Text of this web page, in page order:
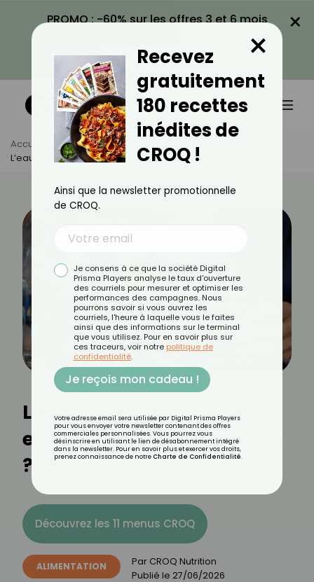
PROMO : -60% sur les offres 3 et 6 mois
VOIR LA PROMO
×
Accueil Actus
Alimentation
L’eau Gazeuse Hydrate-T-Elle Autant Que L’eau Plate ?
L’eau gazeuse hydrate-t-
elle autant que l’eau plate
?
Découvrez les 11 menus CROQ
ALIMENTATION Par CROQ Nutrition
Publié le 27/06/2026
Recevez
gratuitement
180 recettes
inédites de
CROQ !
×
Ainsi que la newsletter promotionnelle
de CROQ.
Je consens à ce que la société Digital
Prisma Players analyse le taux d'ouverture
des courriels pour mesurer et optimiser les
performances des campagnes. Nous
pourrons savoir si vous ouvrez les
courriels, l'heure à laquelle vous le faites
ainsi que des informations sur le terminal
que vous utilisez. Pour en savoir plus sur
ces traceurs, voir notre politique de
confidentialité.
Je reçois mon cadeau !
Votre adresse email sera utilisée par Digital Prisma Players
pour vous envoyer votre newsletter contenant des offres
commerciales personnalisées. Vous pourrez vous
désinscrire en utilisant le lien de désabonnement intégré
dans la newsletter. Pour en savoir plus et exercer vos droits,
prenez connaissance de notre Charte de Confidentialité.